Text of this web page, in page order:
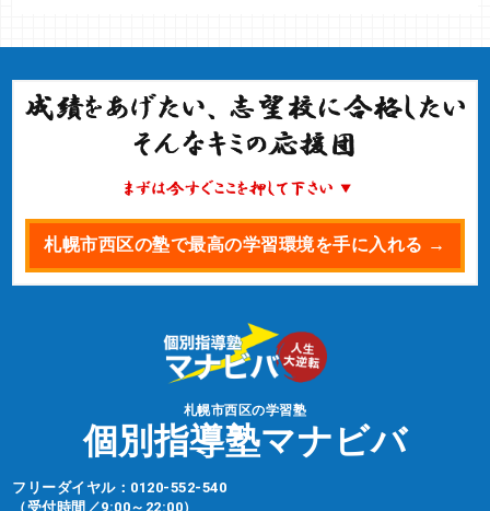
札幌市西区の塾で最高の学習環境を手に入れる →
札幌市西区の学習塾
個別指導塾マナビバ
フリーダイヤル： 0120-552-540
（受付時間／9:00～22:00）